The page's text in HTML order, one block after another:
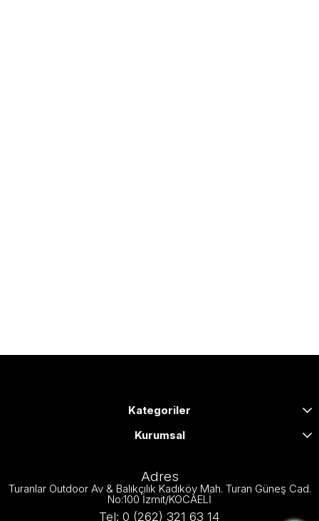
Kategoriler
Kurumsal
Adres
Turanlar Outdoor Av & Balıkçılık Kadıköy Mah. Turan Güneş Cad.
No:100 İzmit/KOCAELİ
Tel: 0 (262) 321 63 14